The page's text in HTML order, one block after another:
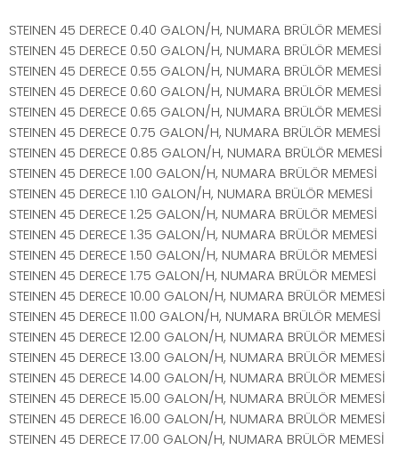
STEINEN 45 DERECE 0.40 GALON/H, NUMARA BRÜLÖR MEMESİ
STEINEN 45 DERECE 0.50 GALON/H, NUMARA BRÜLÖR MEMESİ
STEINEN 45 DERECE 0.55 GALON/H, NUMARA BRÜLÖR MEMESİ
STEINEN 45 DERECE 0.60 GALON/H, NUMARA BRÜLÖR MEMESİ
STEINEN 45 DERECE 0.65 GALON/H, NUMARA BRÜLÖR MEMESİ
STEINEN 45 DERECE 0.75 GALON/H, NUMARA BRÜLÖR MEMESİ
STEINEN 45 DERECE 0.85 GALON/H, NUMARA BRÜLÖR MEMESİ
STEINEN 45 DERECE 1.00 GALON/H, NUMARA BRÜLÖR MEMESİ
STEINEN 45 DERECE 1.10 GALON/H, NUMARA BRÜLÖR MEMESİ
STEINEN 45 DERECE 1.25 GALON/H, NUMARA BRÜLÖR MEMESİ
STEINEN 45 DERECE 1.35 GALON/H, NUMARA BRÜLÖR MEMESİ
STEINEN 45 DERECE 1.50 GALON/H, NUMARA BRÜLÖR MEMESİ
STEINEN 45 DERECE 1.75 GALON/H, NUMARA BRÜLÖR MEMESİ
STEINEN 45 DERECE 10.00 GALON/H, NUMARA BRÜLÖR MEMESİ
STEINEN 45 DERECE 11.00 GALON/H, NUMARA BRÜLÖR MEMESİ
STEINEN 45 DERECE 12.00 GALON/H, NUMARA BRÜLÖR MEMESİ
STEINEN 45 DERECE 13.00 GALON/H, NUMARA BRÜLÖR MEMESİ
STEINEN 45 DERECE 14.00 GALON/H, NUMARA BRÜLÖR MEMESİ
STEINEN 45 DERECE 15.00 GALON/H, NUMARA BRÜLÖR MEMESİ
STEINEN 45 DERECE 16.00 GALON/H, NUMARA BRÜLÖR MEMESİ
STEINEN 45 DERECE 17.00 GALON/H, NUMARA BRÜLÖR MEMESİ